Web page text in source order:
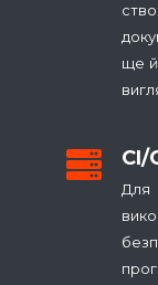
ще й
CI/
Для